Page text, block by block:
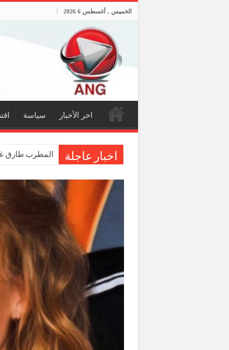
الخميس , أغسطس 6 2026
اخر الأخبار سياسة
اخبار عاجلة المطرب طارق